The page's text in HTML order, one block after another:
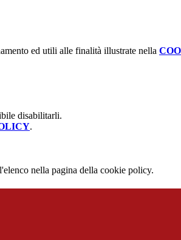
ed utili alle finalità illustrate nella
disabilitarli.
.
nella pagina della cookie policy.